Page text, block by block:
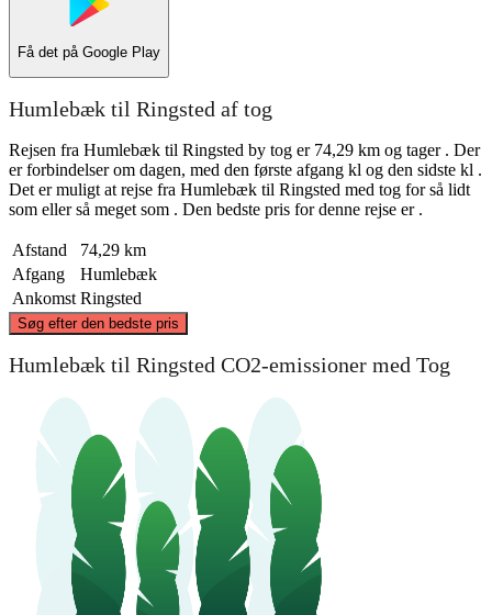
Få det på Google Play
Humlebæk til Ringsted af tog
Rejsen fra Humlebæk til Ringsted by tog er 74,29 km og tager . Der
er forbindelser om dagen, med den første afgang kl og den sidste kl .
Det er muligt at rejse fra Humlebæk til Ringsted med tog for så lidt
som eller så meget som . Den bedste pris for denne rejse er .
Afstand
74,29 km
Afgang
Humlebæk
Ankomst Ringsted
Søg efter den bedste pris
Ringsted
Humlebæk til Ringsted CO2-emissioner med Tog